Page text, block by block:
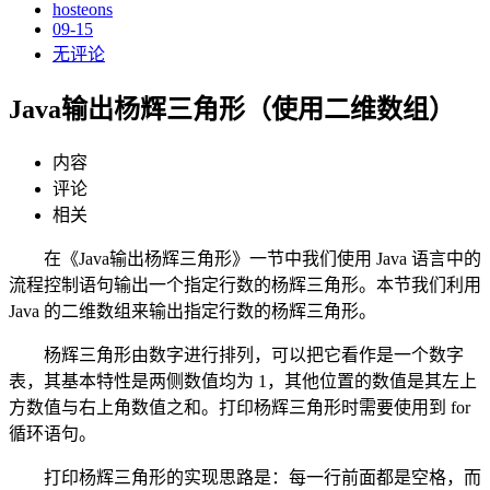
hosteons
09-15
无评论
Java输出杨辉三角形（使用二维数组）
内容
评论
相关
在《Java输出杨辉三角形》一节中我们使用 Java 语言中的
流程控制语句输出一个指定行数的杨辉三角形。本节我们利用
Java 的二维数组来输出指定行数的杨辉三角形。
杨辉三角形由数字进行排列，可以把它看作是一个数字
表，其基本特性是两侧数值均为 1，其他位置的数值是其左上
方数值与右上角数值之和。打印杨辉三角形时需要使用到 for
循环语句。
打印杨辉三角形的实现思路是：每一行前面都是空格，而